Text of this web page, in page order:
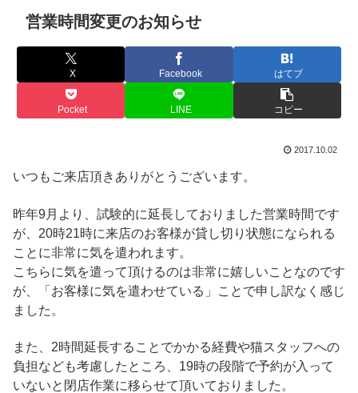
営業時間変更のお知らせ
X Facebook はてブ
Pocket LINE コピー
2017.10.02
いつもご来店頂きありがとうございます。
昨年9月より、試験的に延長しておりました営業時間です
が、20時21時に来店のお客様が貸し切り状態になられる
ことに非常に気を遣われます。
こちらに気を遣って頂けるのは非常に嬉しいことなのです
が、「お客様に気を遣わせている」ことで申し訳なく感じ
ました。
また、2時間延長することでかかる経費や猫スタッフへの
負担なども考慮したところ、19時の段階で予約が入って
いないと閉店作業に移らせて頂いておりました。